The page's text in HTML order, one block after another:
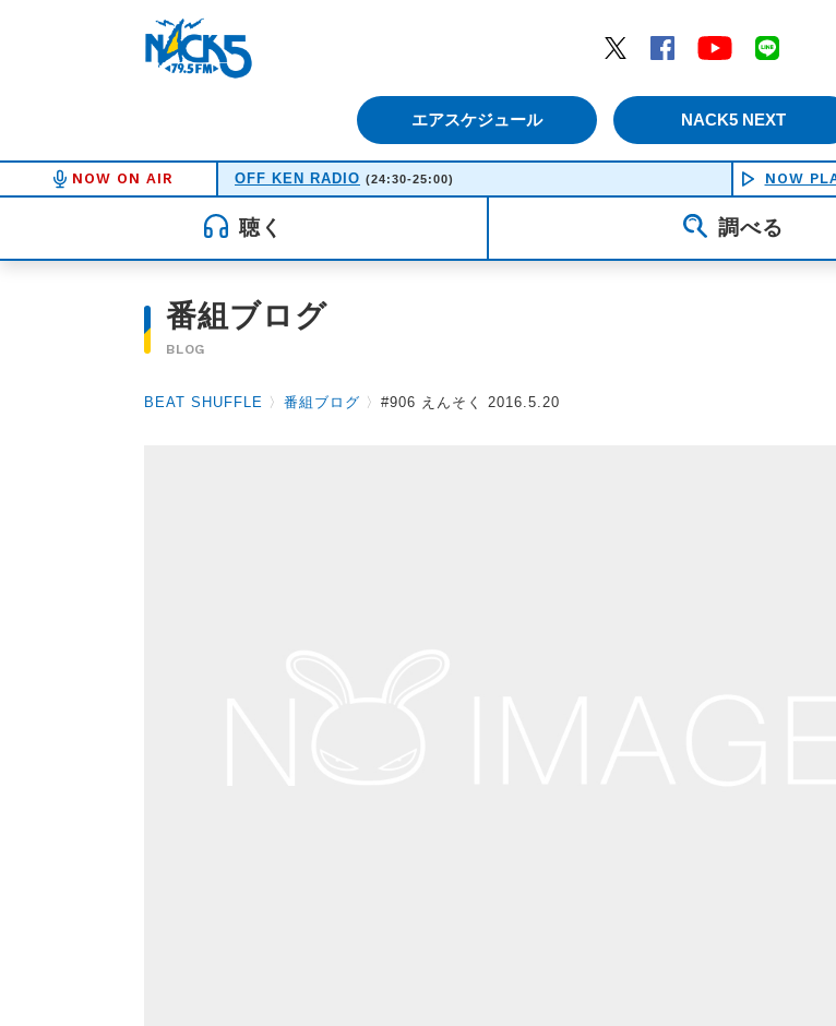
Twitter
Facebook YouTube
エアスケジュール NACK5 NEXT
NOW ON AIR OFF KEN RADIO (24:30-25:00) NOW
聴く 調べる
番組ブログ
BLOG
BEAT SHUFFLE 〉 番組ブログ 〉 #906 えんそく 2016.5.20